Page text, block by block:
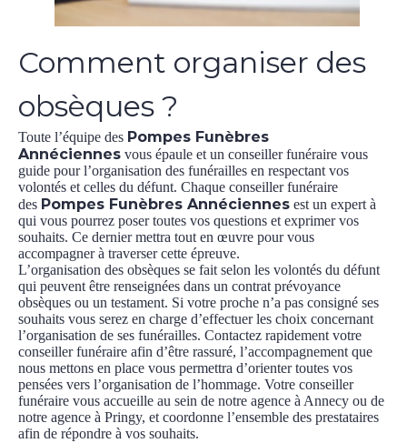
Comment organiser des
obsèques ?
Toute l’équipe des Pompes Funèbres
Annéciennes vous épaule et un conseiller funéraire vous
guide pour l’organisation des funérailles en respectant vos
volontés et celles du défunt. Chaque conseiller funéraire
des Pompes Funèbres Annéciennes est un expert à
qui vous pourrez poser toutes vos questions et exprimer vos
souhaits. Ce dernier mettra tout en œuvre pour vous
accompagner à traverser cette épreuve.
L’organisation des obsèques se fait selon les volontés du défunt
qui peuvent être renseignées dans un contrat prévoyance
obsèques ou un testament. Si votre proche n’a pas consigné ses
souhaits vous serez en charge d’effectuer les choix concernant
l’organisation de ses funérailles. Contactez rapidement votre
conseiller funéraire afin d’être rassuré, l’accompagnement que
nous mettons en place vous permettra d’orienter toutes vos
pensées vers l’organisation de l’hommage. Votre conseiller
funéraire vous accueille au sein de notre agence à Annecy ou de
notre agence à Pringy, et coordonne l’ensemble des prestataires
afin de répondre à vos souhaits.